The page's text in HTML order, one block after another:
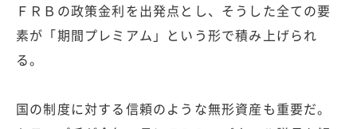
ＦＲＢの政策金利を出発点とし、そうした全ての要
素が「期間プレミアム」という形で積み上げられ
る。
国の制度に対する信頼のような無形資産も重要だ。